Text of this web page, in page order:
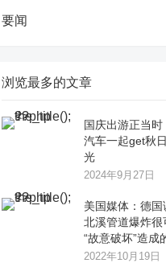
要闻
浏览最多的文章
国庆出游正当时
汽车一起get秋
光
2024年9月27日
美国媒体：德国
北溪管道爆炸很
“故意破坏”造成
2022年10月19日